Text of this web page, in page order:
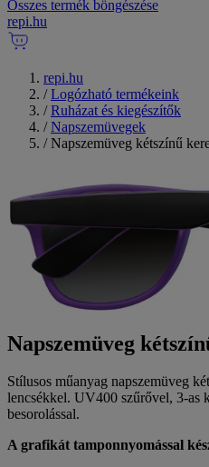
Összes termék böngészése
repi.hu
repi.hu
/ Logózható termékeink
/ Ruházat és kiegészítők
/ Napszemüvegek
/ Napszemüveg kétszínű
Napszemüveg
Stílusos műanyag napszemüveg
lencsékkel. UV400 szűrővel, 3-as
besorolással.
A grafikát tamponnyomással